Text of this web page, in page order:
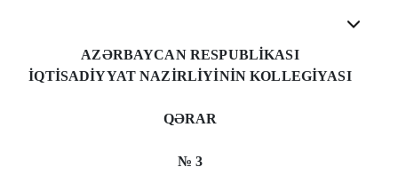
AZƏRBAYCAN RESPUBLİKASI
İQTİSADİYYAT NAZİRLİYİNİN KOLLEGİYASI
QƏRAR
№ 3